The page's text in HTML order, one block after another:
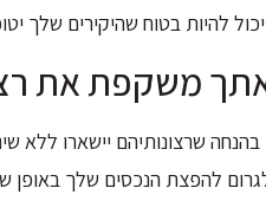
להיות בטוח שהיקירים שלך
שרצונותיהם יישארו ללא
להפצת הנכסים שלך באופן